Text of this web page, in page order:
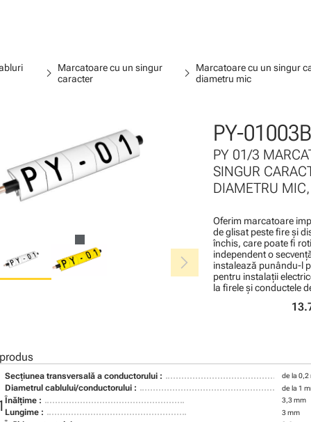
chevron_right
Marcatoare cu un singur
caracter
chevron_right
Marcatoare cu un singur
diametru mic
chevron_right
PY-
PY 01/3
SINGUR
DIAMETRU
Oferim marcatoare
de glisat peste fire şi
închis, care poate fi
independent o
instalează punându-l
pentru instalaţii
la firele şi conductele
Secţiunea transversală a conductorului : de la 0,2
Diametrul cablului/conductorului : de la 1
Înălţime : 3,3 mm
Lungime : 3 mm